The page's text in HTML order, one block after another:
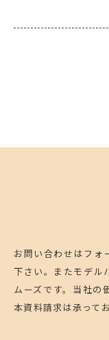
お問い合わせはフォ
下さい。 またモデル
ムーズです。 当社の
本資料請求は承って